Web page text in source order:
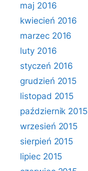
maj 2016
kwiecień 2016
marzec 2016
luty 2016
styczeń 2016
grudzień 2015
listopad 2015
październik 2015
wrzesień 2015
sierpień 2015
lipiec 2015